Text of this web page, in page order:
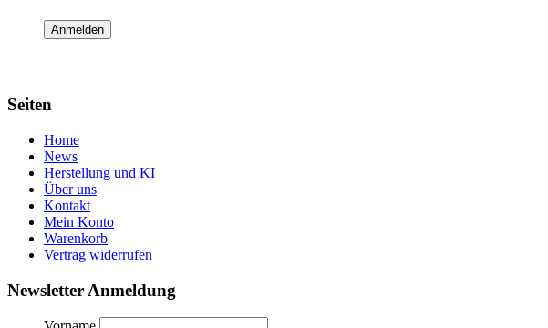
Seiten
Home
News
Herstellung und KI
Über uns
Kontakt
Mein Konto
Warenkorb
Vertrag widerrufen
Newsletter Anmeldung